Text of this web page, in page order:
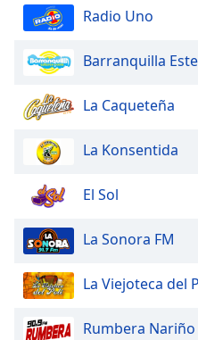
Radio Uno
Barranquilla
La Caqueteña
La Konsentida
El Sol
La Sonora FM
La Viejoteca del
Rumbera Nariño